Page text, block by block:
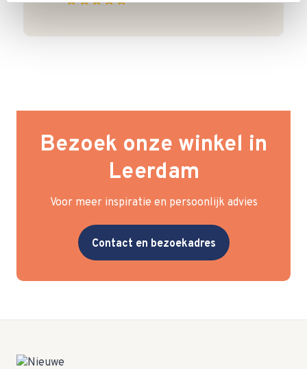
Bezoek onze winkel in
Leerdam
Voor meer inspiratie en persoonlijk advies
Contact en bezoekadres